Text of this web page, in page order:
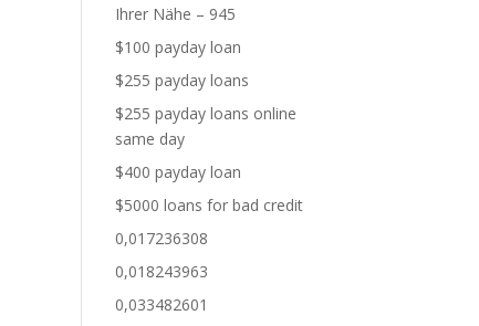
Ihrer Nähe – 945
$100 payday loan
$255 payday loans
$255 payday loans online
same day
$400 payday loan
$5000 loans for bad credit
0,017236308
0,018243963
0,033482601